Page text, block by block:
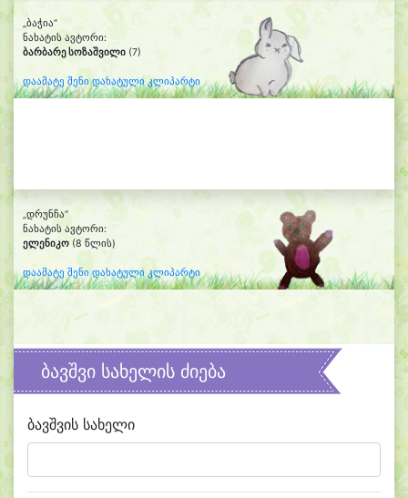
„ბაჭია“
ნახატის ავტორი:
ბარბარე სოზაშვილი (7)
დაამატე შენი დახატული კლიპარტი
„დრუნჩა“
ნახატის ავტორი:
ელენიკო (8 წლის)
დაამატე შენი დახატული კლიპარტი
ბავშვი სახელის ძიება
ბავშვის სახელი